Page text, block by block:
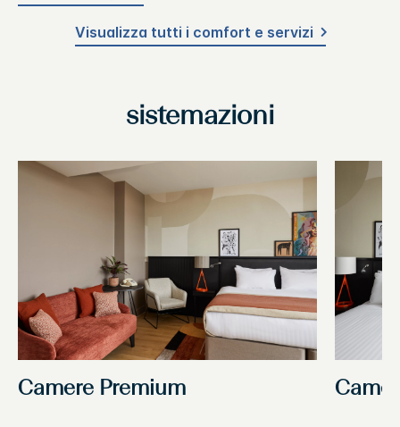
Visualizza tutti i comfort e servizi
sistemazioni
Camere Premium